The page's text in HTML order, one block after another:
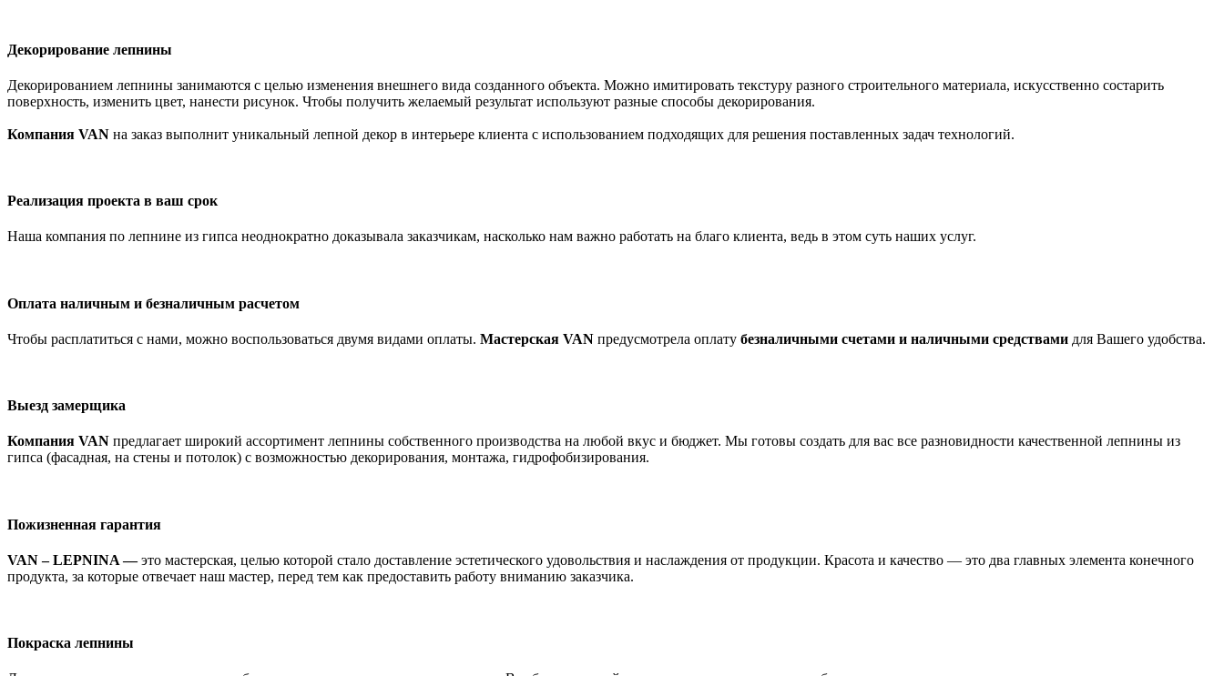
Декорирование лепнины
Декорированием лепнины занимаются с целью изменения внешнего вида созданного объекта. Можно имитировать текстуру разного строительного материала, искусственно состарить
поверхность, изменить цвет, нанести рисунок. Чтобы получить желаемый результат используют разные способы декорирования.
Компания VAN на заказ выполнит уникальный лепной декор в интерьере клиента с использованием подходящих для решения поставленных задач технологий.
Реализация проекта в ваш срок
Наша компания по лепнине из гипса неоднократно доказывала заказчикам, насколько нам важно работать на благо клиента, ведь в этом суть наших услуг.
Оплата наличным и безналичным расчетом
Чтобы расплатиться с нами, можно воспользоваться двумя видами оплаты. Мастерская VAN предусмотрела оплату безналичными счетами и наличными средствами для Вашего удобства.
Выезд замерщика
Компания VAN предлагает широкий ассортимент лепнины собственного производства на любой вкус и бюджет. Мы готовы создать для вас все разновидности качественной лепнины из
гипса (фасадная, на стены и потолок) с возможностью декорирования, монтажа, гидрофобизирования.
Пожизненная гарантия
VAN – LEPNINA —это мастерская, целью которой стало доставление эстетического удовольствия и наслаждения от продукции. Красота и качество — это два главных элемента конечного
продукта, за которые отвечает наш мастер, перед тем как предоставить работу вниманию заказчика.
Покраска лепнины